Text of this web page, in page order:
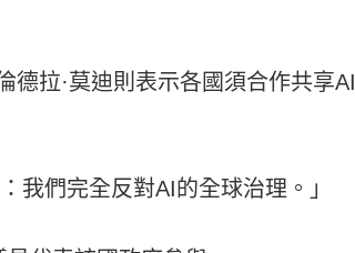
德拉·莫迪則表示各國須合作共享AI
我們完全反對AI的全球治理。」